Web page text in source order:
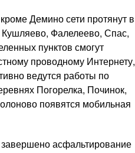
Демино сети протянут в
Фалелеево, Спас,
пунктов смогут
проводному Интернету,
ведутся работы по
Погорелка, Починок,
появятся мобильная
асфальтирование